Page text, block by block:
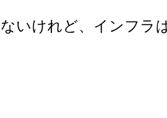
いけれど、インフラ